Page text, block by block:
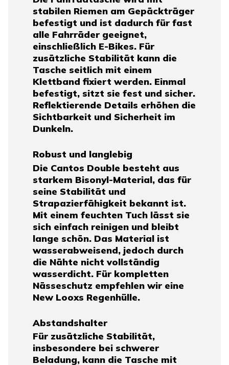
stabilen Riemen am Gepäckträger
befestigt und ist dadurch für fast
alle Fahrräder geeignet,
einschließlich E-Bikes. Für
zusätzliche Stabilität kann die
Tasche seitlich mit einem
Klettband fixiert werden. Einmal
befestigt, sitzt sie fest und sicher.
Reflektierende Details erhöhen die
Sichtbarkeit und Sicherheit im
Dunkeln.
Robust und langlebig
Die Cantos Double besteht aus
starkem Bisonyl-Material, das für
seine Stabilität und
Strapazierfähigkeit bekannt ist.
Mit einem feuchten Tuch lässt sie
sich einfach reinigen und bleibt
lange schön. Das Material ist
wasserabweisend, jedoch durch
die Nähte nicht vollständig
wasserdicht. Für kompletten
Nässeschutz empfehlen wir eine
New Looxs Regenhülle.
Abstandshalter
Für zusätzliche Stabilität,
insbesondere bei schwerer
Beladung, kann die Tasche mit